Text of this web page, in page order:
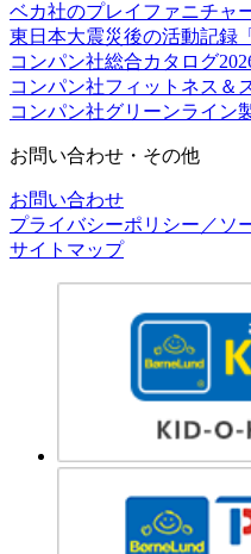
ベカ社のプレイファニチャ
東日本大震災後の活動記録
コンパン社総合カタログ
コンパン社フィットネス＆
コンパン社グリーンライン
お問い合わせ・その他
お問い合わせ
プライバシーポリシー／ソ
サイトマップ